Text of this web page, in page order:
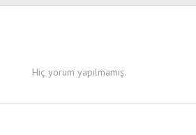
Hiç yorum yapılmamış.